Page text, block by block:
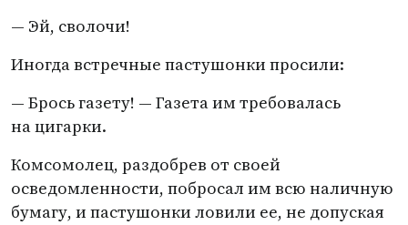
— Эй, сволочи!
Иногда встречные пастушонки просили:
— Брось газету! — Газета им требовалась
на цигарки.
Комсомолец, раздобрев от своей
осведомленности, побросал им всю наличную
бумагу, и пастушонки ловили ее, не допуская